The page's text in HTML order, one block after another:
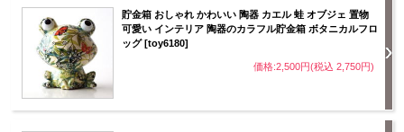
貯金箱 おしゃれ かわいい 陶器 カエル 蛙 オブジェ 置物
可愛い インテリア 陶器のカラフル貯金箱 ボタニカルフロ
ッグ [toy6180]
価格:2,500円(税込 2,750円)